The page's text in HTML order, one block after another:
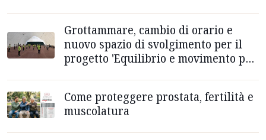
Grottammare, cambio di orario e
nuovo spazio di svolgimento per il
progetto 'Equilibrio e movimento per
Come proteggere prostata, fertilità e
muscolatura